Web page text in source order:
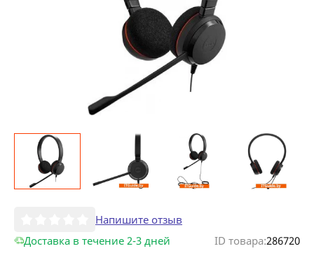
Напишите отзыв
Доставка в течение 2-3 дней
ID товара:286720